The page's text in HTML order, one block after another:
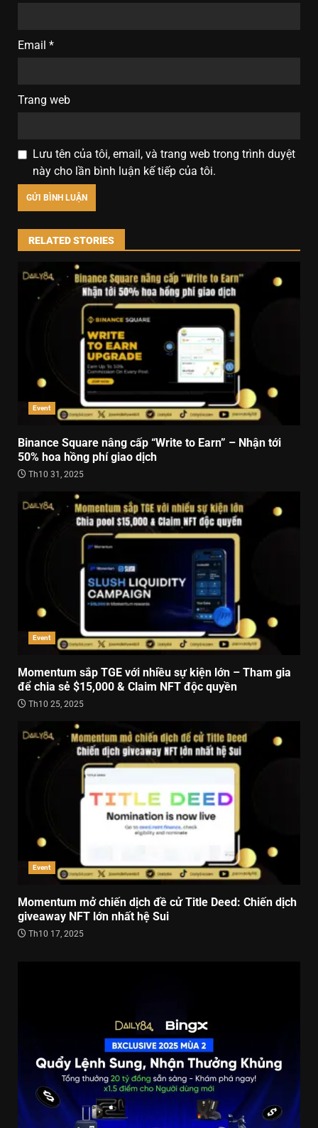
Email *
Trang web
Lưu tên của tôi, email, và trang web trong trình duyệt
này cho lần bình luận kế tiếp của tôi.
RELATED STORIES
Event
Binance Square nâng cấp “Write to Earn” – Nhận tới
50% hoa hồng phí giao dịch
Th10 31, 2025
Event
Momentum sắp TGE với nhiều sự kiện lớn – Tham gia
để chia sẻ $15,000 & Claim NFT độc quyền
Th10 25, 2025
Event
Momentum mở chiến dịch đề cử Title Deed: Chiến dịch
giveaway NFT lớn nhất hệ Sui
Th10 17, 2025